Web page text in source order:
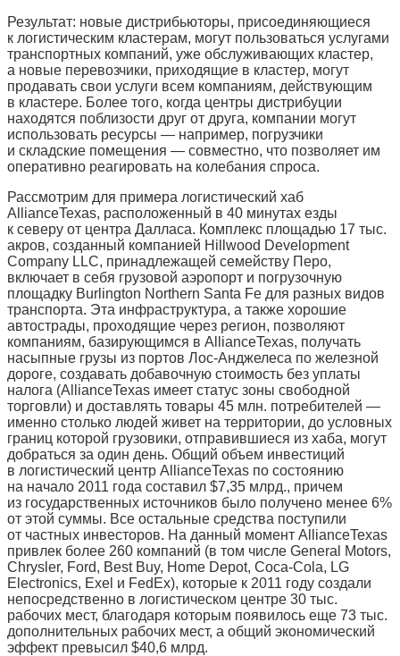
Результат: новые дистрибьюторы, присоединяющиеся
к логистическим кластерам, могут пользоваться услугами
транспортных компаний, уже обслуживающих кластер,
а новые перевозчики, приходящие в кластер, могут
продавать свои услуги всем компаниям, действующим
в кластере. Более того, когда центры дистрибуции
находятся поблизости друг от друга, компании могут
использовать ресурсы — например, погрузчики
и складские помещения — совместно, что позволяет им
оперативно реагировать на колебания спроса.
Рассмотрим для примера логистический хаб
AllianceTexas, расположенный в 40 минутах езды
к северу от центра Далласа. Комплекс площадью 17 тыс.
акров, созданный компанией Hillwood Development
Company LLC, принадлежащей семейству Перо,
включает в себя грузовой аэропорт и погрузочную
площадку Burlington Northern Santa Fe для разных видов
транспорта. Эта инфраструктура, а также хорошие
автострады, проходящие через регион, позволяют
компаниям, базирующимся в AllianceTexas, получать
насыпные грузы из портов Лос-Анджелеса по железной
дороге, создавать добавочную стоимость без уплаты
налога (AllianceTexas имеет статус зоны свободной
торговли) и доставлять товары 45 млн. потребителей —
именно столько людей живет на территории, до условных
границ которой грузовики, отправившиеся из хаба, могут
добраться за один день. Общий объем инвестиций
в логистический центр AllianceTexas по состоянию
на начало 2011 года составил $7,35 млрд., причем
из государственных источников было получено менее 6%
от этой суммы. Все остальные средства поступили
от частных инвесторов. На данный момент AllianceTexas
привлек более 260 компаний (в том числе General Motors,
Chrysler, Ford, Best Buy, Home Depot, Coca-Cola, LG
Electronics, Exel и FedEx), которые к 2011 году создали
непосредственно в логистическом центре 30 тыс.
рабочих мест, благодаря которым появилось еще 73 тыс.
дополнительных рабочих мест, а общий экономический
эффект превысил $40,6 млрд.